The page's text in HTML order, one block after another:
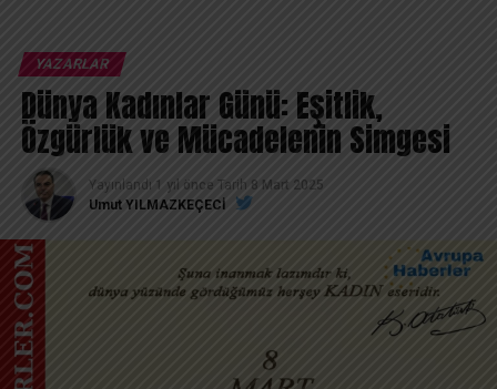
YAZARLAR
Dünya Kadınlar Günü: Eşitlik,
Özgürlük ve Mücadelenin Simgesi
Yayınlandı 1 yıl önce Tarih 8 Mart 2025
Umut YILMAZKEÇECİ